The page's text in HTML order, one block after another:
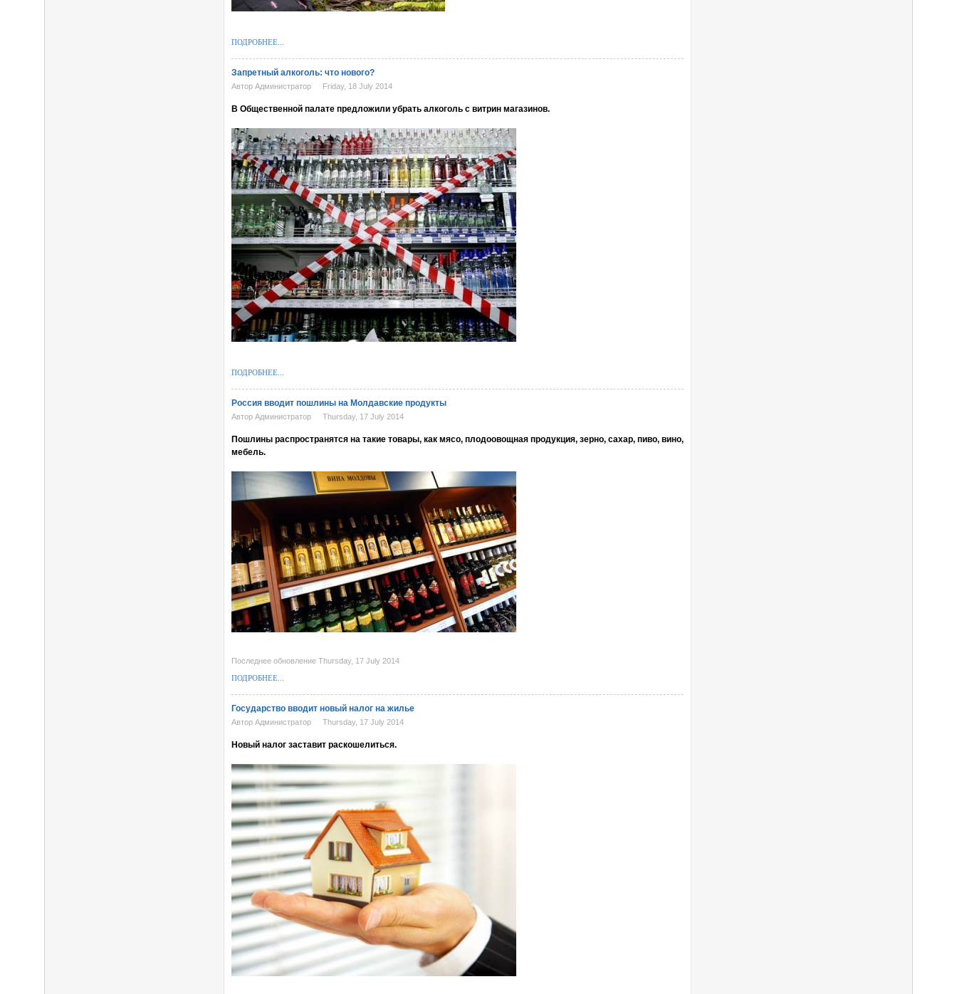
ПОДРОБНЕЕ...
Запретный алкоголь: что нового?
Автор Администратор Friday, 18 July 2014
В Общественной палате предложили убрать алкоголь с витрин магазинов.
ПОДРОБНЕЕ...
Россия вводит пошлины на Молдавские продукты
Автор Администратор Thursday, 17 July 2014
Пошлины распространятся на такие товары, как мясо, плодоовощная продукция, зерно, сахар, пиво, вино,
мебель.
Последнее обновление Thursday, 17 July 2014
ПОДРОБНЕЕ...
Государство вводит новый налог на жилье
Автор Администратор Thursday, 17 July 2014
Новый налог заставит раскошелиться.